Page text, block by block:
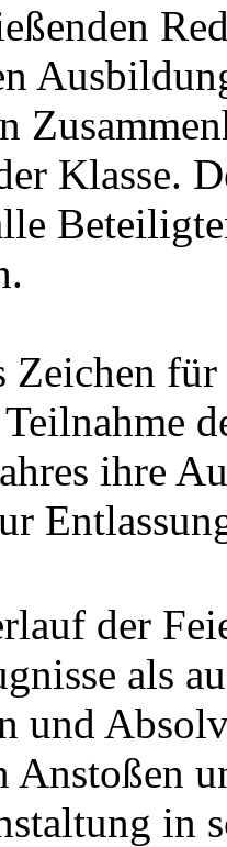
Klasse.
Zeichen
ihre
der
als
und
Anstoßen
in